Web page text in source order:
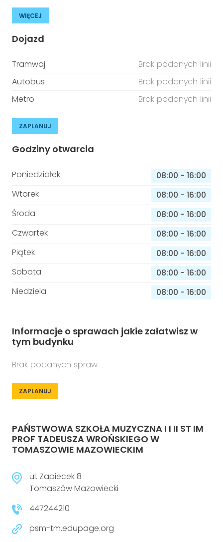
WIĘCEJ
Dojazd
Tramwaj
Brak podanych linii
Autobus
Brak podanych linii
Metro
Brak podanych linii
ZAPLANUJ
Godziny otwarcia
Poniedziałek 08:00 - 16:00
Wtorek
08:00 - 16:00
Środa
08:00 - 16:00
Czwartek
08:00 - 16:00
Piątek
08:00 - 16:00
Sobota
08:00 - 16:00
Niedziela
08:00 - 16:00
Informacje o sprawach jakie załatwisz w
tym budynku
Brak podanych spraw
ZAPLANUJ
PAŃSTWOWA SZKOŁA MUZYCZNA I I II ST IM
PROF TADEUSZA WROŃSKIEGO W
TOMASZOWIE MAZOWIECKIM
ul. Zapiecek 8
Tomaszów Mazowiecki
447244210
psm-tm.edupage.org